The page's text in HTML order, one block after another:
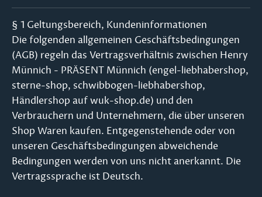
§ 1 Geltungsbereich, Kundeninformationen
Die folgenden allgemeinen Geschäftsbedingungen
(AGB) regeln das Vertragsverhältnis zwischen Henry
Münnich - PRÄSENT Münnich (engel-liebhabershop,
sterne-shop, schwibbogen-liebhabershop,
Händlershop auf wuk-shop.de) und den
Verbrauchern und Unternehmern, die über unseren
Shop Waren kaufen. Entgegenstehende oder von
unseren Geschäftsbedingungen abweichende
Bedingungen werden von uns nicht anerkannt. Die
Vertragssprache ist Deutsch.